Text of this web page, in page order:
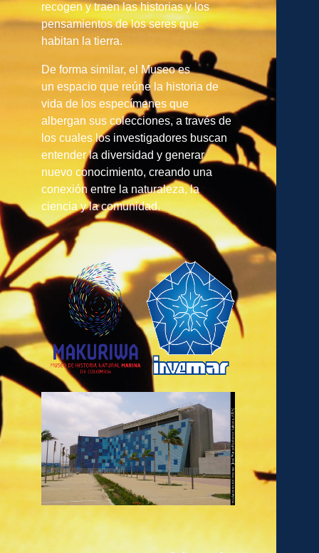
recogen y traen las historias y los
pensamientos de los seres que
habitan la tierra.
De forma similar, el Museo es
un espacio que reúne la historia de
vida de los especímenes que
albergan sus colecciones, a través de
los cuales los investigadores buscan
entender la diversidad y generar
nuevo conocimiento, creando una
conexión entre la naturaleza, la
ciencia y la comunidad.